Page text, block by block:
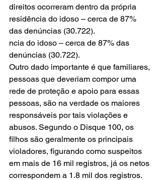
direitos ocorreram dentro da própria
residência do idoso – cerca de 87%
das denúncias (30.722).
ncia do idoso – cerca de 87% das
denúncias (30.722).
Outro dado importante é que familiares,
pessoas que deveriam compor uma
rede de proteção e apoio para essas
pessoas, são na verdade os maiores
responsáveis por tais violações e
abusos. Segundo o Disque 100, os
filhos são geralmente os principais
violadores, figurando como suspeitos
em mais de 16 mil registros, já os netos
correspondem a 1.8 mil dos registros.